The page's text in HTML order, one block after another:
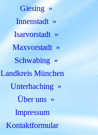
Giesing
Innenstadt
Isarvorstadt
Maxvorstadt
Schwabing
Landkreis München
Unterhaching
Über uns
Impressum
Kontaktformular